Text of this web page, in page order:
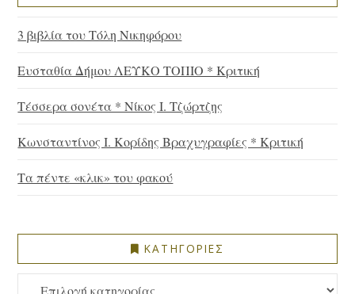
3 βιβλία του Τόλη Νικηφόρου
Ευσταθία Δήμου ΛΕΥΚΟ ΤΟΠΙΟ * Κριτική
Τέσσερα σονέτα * Νίκος Ι. Τζώρτζης
Κωνσταντίνος Ι. Κορίδης Βραχυγραφίες * Κριτική
Τα πέντε «κλικ» του φακού
ΚΑΤΗΓΟΡΙΕΣ
ΚΑΤΗΓΟΡΙΕΣ